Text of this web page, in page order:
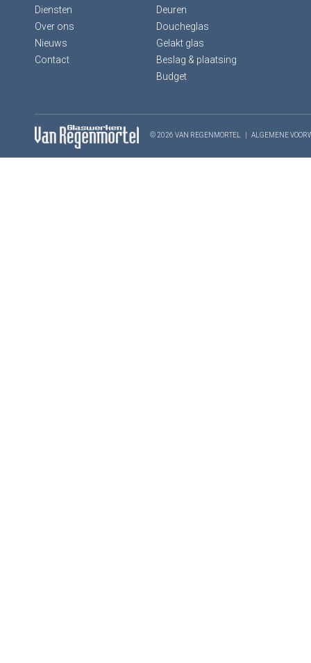
Diensten
Over ons
Nieuws
Contact
Deuren
Doucheglas
Gelakt glas
Beslag & plaatsing
Budget
© 2026 VAN REGENMORTEL ALGEMENE